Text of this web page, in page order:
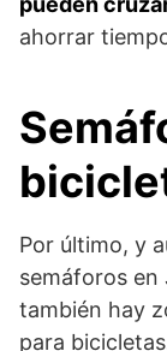
ahorrar
Por último, y
semáforos en
también hay
para